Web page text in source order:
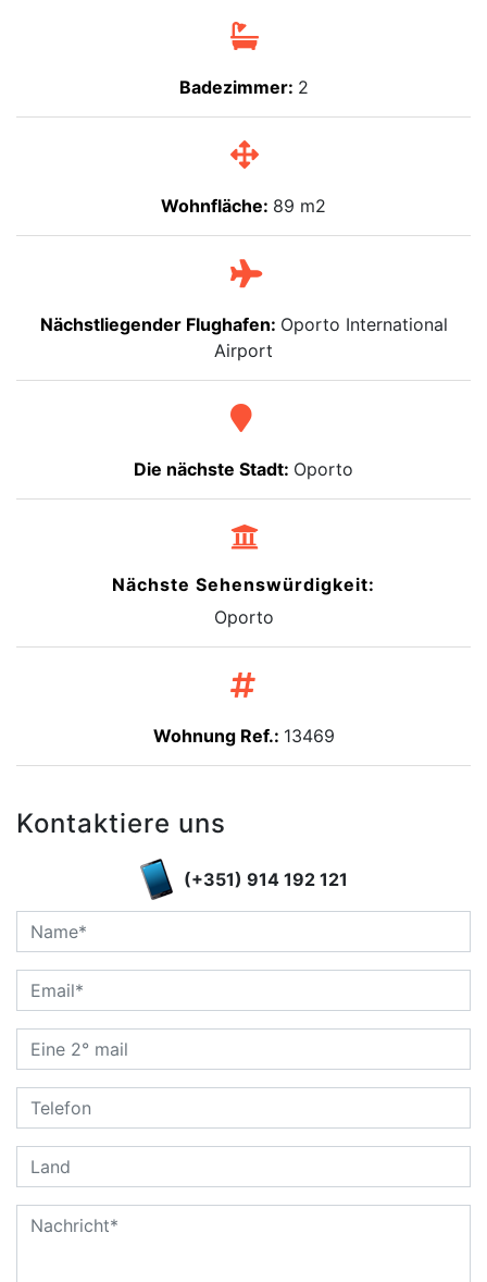
Badezimmer: 2
Wohnfläche: 89 m2
Nächstliegender Flughafen: Oporto International
Airport
Die nächste Stadt: Oporto
Nächste Sehenswürdigkeit:
Oporto
Wohnung Ref.: 13469
Kontaktiere uns
(+351) 914 192 121